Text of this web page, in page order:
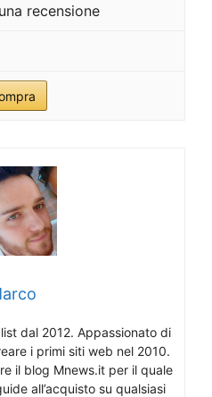
recensione
dal 2012. Appassionato di
i primi siti web nel 2010.
il blog Mnews.it per il quale
all’acquisto su qualsiasi